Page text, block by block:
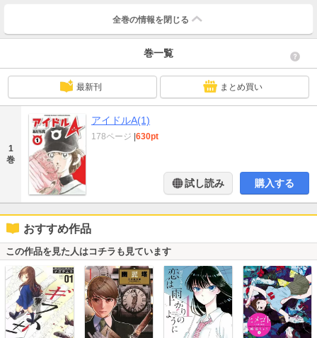
全巻の情報を 閉じる
巻一覧
最新刊 まとめ買い
1
巻
アイドルA(1)
178ページ 630pt
試し読み 購入する
おすすめ作品
この作品を見た人はコチラも見ています